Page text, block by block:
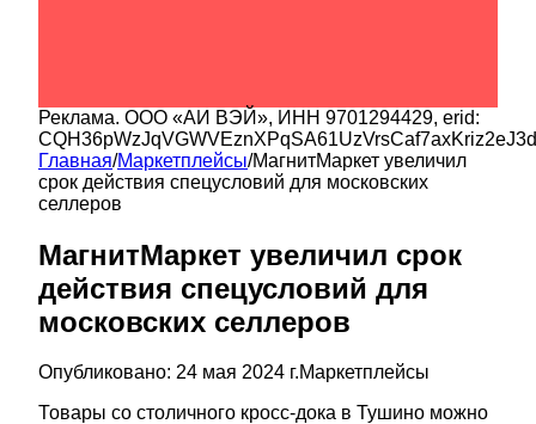
Реклама. ООО «АИ ВЭЙ», ИНН 9701294429, erid:
Главная/Маркетплейсы/МагнитМаркет увеличил
срок действия спецусловий для московских
селлеров
МагнитМаркет увеличил срок
действия спецусловий для
московских селлеров
Опубликовано: 24 мая 2024 г.Маркетплейсы
Товары со столичного кросс-дока в Тушино можно